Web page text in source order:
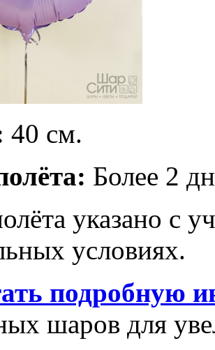
40 см.
Более 2
указано с
условиях.
подробную
шаров для